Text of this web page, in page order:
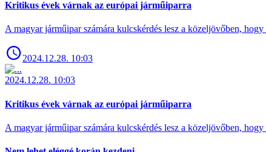
Kritikus évek várnak az európai járműiparra
A magyar járműipar számára kulcskérdés lesz a közeljövőben,
2024.12.28. 10:03
2024.12.28. 10:03
Kritikus évek várnak az európai járműiparra
A magyar járműipar számára kulcskérdés lesz a közeljövőben,